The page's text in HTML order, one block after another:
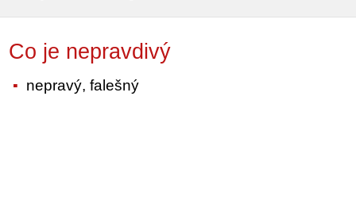
Co je nepravdivý
nepravý, falešný